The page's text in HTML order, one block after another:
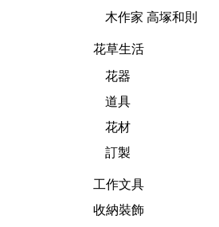
木作家 高塚和則
花草生活
花器
道具
花材
訂製
工作文具
收納裝飾